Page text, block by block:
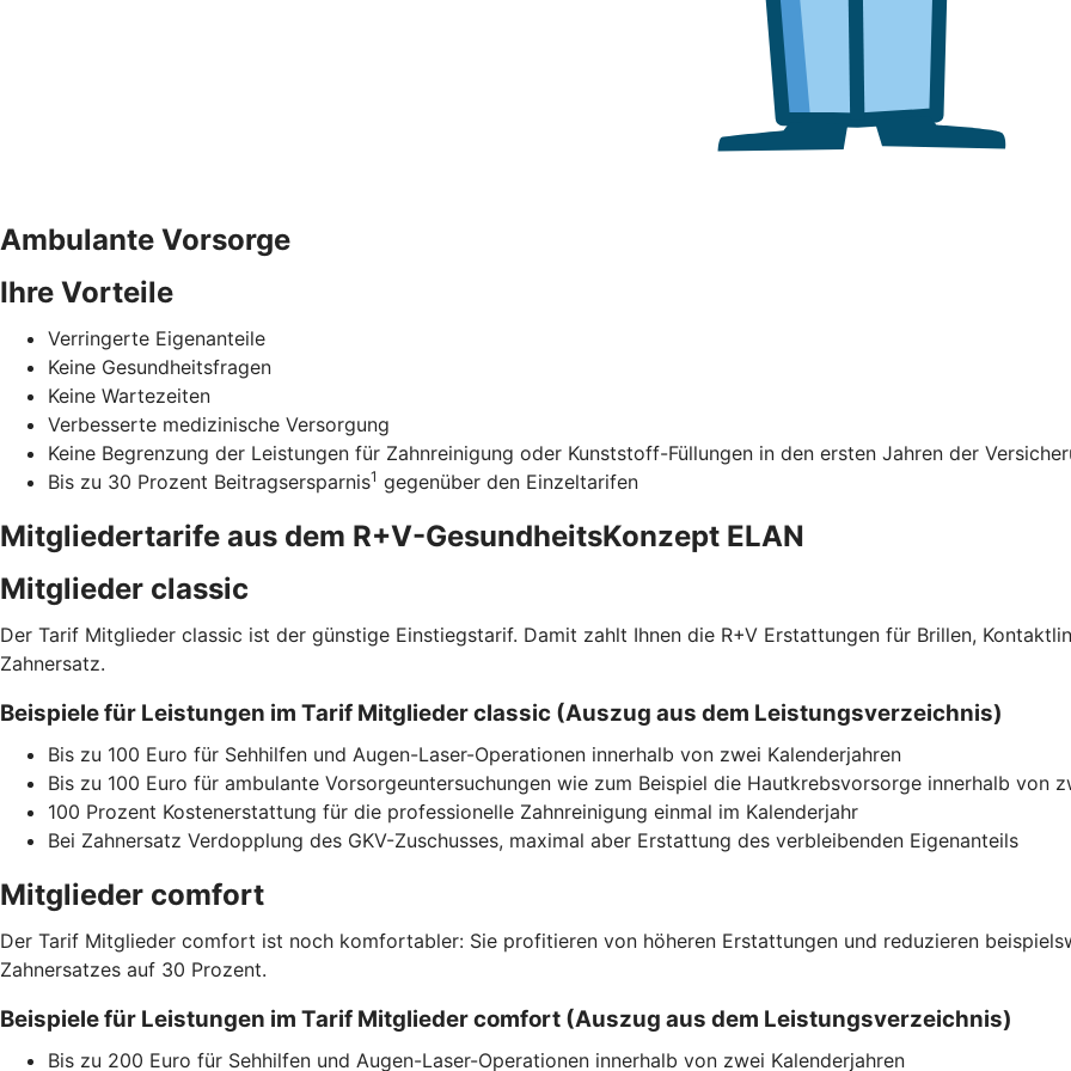
Ambulante Vorsorge
Ihre Vorteile
Verringerte Eigenanteile
Keine Gesundheitsfragen
Keine Wartezeiten
Verbesserte medizinische Versorgung
Keine Begrenzung der Leistungen für Zahnreinigung oder Kunststoff-Füllungen in den ersten Jahren der
Bis zu 30 Prozent Beitragsersparnis1 gegenüber den Einzeltarifen
Mitgliedertarife aus dem R+V-GesundheitsKonzept ELAN
Mitglieder classic
Der Tarif Mitglieder classic ist der günstige Einstiegstarif. Damit zahlt Ihnen die R+V Erstattungen für Brillen,
Zahnersatz.
Beispiele für Leistungen im Tarif Mitglieder classic (Auszug aus dem Leistungsverzeichnis)
Bis zu 100 Euro für Sehhilfen und Augen-Laser-Operationen innerhalb von zwei Kalenderjahren
Bis zu 100 Euro für ambulante Vorsorgeuntersuchungen wie zum Beispiel die Hautkrebsvorsorge innerhalb von
100 Prozent Kostenerstattung für die professionelle Zahnreinigung einmal im Kalenderjahr
Bei Zahnersatz Verdopplung des GKV-Zuschusses, maximal aber Erstattung des verbleibenden Eigenanteils
Mitglieder comfort
Der Tarif Mitglieder comfort ist noch komfortabler: Sie profitieren von höheren Erstattungen und reduzieren
Zahnersatzes auf 30 Prozent.
Beispiele für Leistungen im Tarif Mitglieder comfort (Auszug aus dem Leistungsverzeichnis)
Bis zu 200 Euro für Sehhilfen und Augen-Laser-Operationen innerhalb von zwei Kalenderjahren